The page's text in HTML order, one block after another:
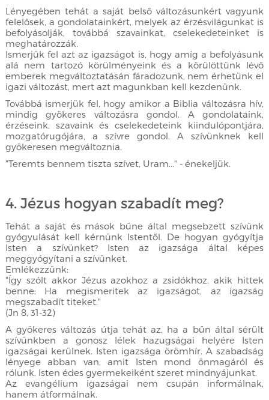
Lényegében tehát a saját belső változásunkért vagyunk
felelősek, a gondolatainkért, melyek az érzésvilágunkat is
befolyásolják, továbbá szavainkat, cselekedeteinket is
meghatározzák.
Ismerjük fel azt az igazságot is, hogy amíg a befolyásunk
alá nem tartozó körülményeink és a körülöttünk lévő
emberek megváltoztatásán fáradozunk, nem érhetünk el
igazi változást, mert azt magunkban kell kezdenünk.
Továbbá ismerjük fel, hogy amikor a Biblia változásra hív,
mindig gyökeres változásra gondol. A gondolataink,
érzéseink, szavaink és cselekedeteink kiindulópontjára,
mozgatórugójára, a szívre gondol. A szívünknek kell
gyökeresen megváltoznia.
"Teremts bennem tiszta szívet, Uram..." - énekeljük.
4. Jézus hogyan szabadít meg?
Tehát a saját és mások bűne által megsebzett szívünk
gyógyulását kell kérnünk Istentől. De hogyan gyógyítja
Isten a szívünket? Isten az igazsága által képes
meggyógyítani a szívünket.
Emlékezzünk:
"Így szólt akkor Jézus azokhoz a zsidókhoz, akik hittek
benne: Ha megismeritek az igazságot, az igazság
megszabadít titeket."
(Jn 8, 31-32)
A gyökeres változás útja tehát az, ha a bűn által sérült
szívünkben a gonosz lélek hazugságai helyére Isten
igazságai kerülnek. Isten igazsága örömhír. A szabadság
lényege abban van, amit Isten mond önmagáról és
rólunk. Isten édes gyermekeiként szeret mindnyájunkat.
Az evangélium igazságai nem csupán informálnak,
hanem átformálnak.